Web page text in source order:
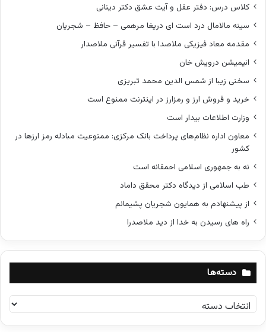
کلاس درس: دفتر عقل و آیت عشق دکتر دینانی
سینه مالامال درد است ای دریغا مرهمی – حافظ – شجریان
مقدمه معاد فیزیکی ملاصدا با تفسیر قرآنی ملاصدار
انیمیشن درویش خان
سخنی زیبا از شمس الدین محمد تبریزی
خرید و فروش ارز و رمزارز در اینترنت ممنوع است
وزارت اطلاعات بیدار است
معاون اداره نظام‌های پرداخت بانک مرکزی: ممنوعیت مبادله رمز ارزها در
کشور
نه به جمهوری اسلامی احمقانه است
طب اسلامی از دیدگاه دکتر محقق داماد
از پیشنهادم به همایون شجریان پشیمانم
راه های رسیدن به خدا از دید ملاصدرا
دسته‌ها
د
س
ت